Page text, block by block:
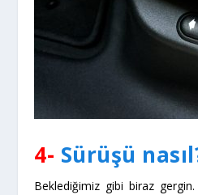
4- Sürüşü
Beklediğimiz gibi biraz